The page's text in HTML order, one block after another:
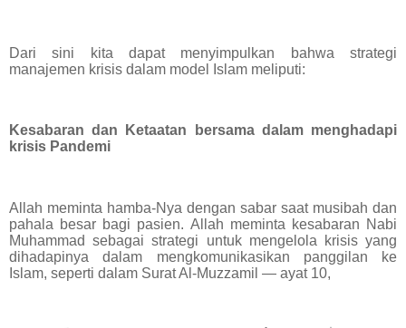
Dari sini kita dapat menyimpulkan bahwa strategi
manajemen krisis dalam model Islam meliputi:
Kesabaran dan Ketaatan bersama dalam menghadapi
krisis Pandemi
Allah meminta hamba-Nya dengan sabar saat musibah dan
pahala besar bagi pasien. Allah meminta kesabaran Nabi
Muhammad sebagai strategi untuk mengelola krisis yang
dihadapinya dalam mengkomunikasikan panggilan ke
Islam, seperti dalam Surat Al-Muzzamil — ayat 10,